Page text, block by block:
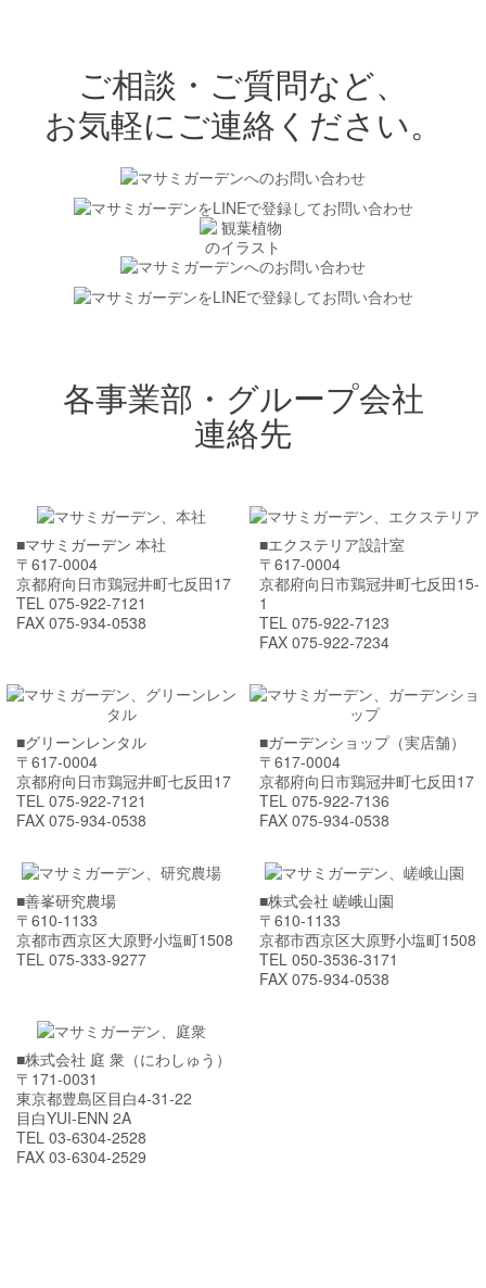
ご相談・ご質問など、
お気軽にご連絡ください。
各事業部・グループ会社
連絡先
■マサミガーデン 本社
〒617-0004
京都府向日市鶏冠井町七反田17
TEL 075-922-7121
FAX 075-934-0538
■エクステリア設計室
〒617-0004
京都府向日市鶏冠井町七反田15-
1
TEL 075-922-7123
FAX 075-922-7234
■グリーンレンタル
〒617-0004
京都府向日市鶏冠井町七反田17
TEL 075-922-7121
FAX 075-934-0538
■ガーデンショップ（実店舗）
〒617-0004
京都府向日市鶏冠井町七反田17
TEL 075-922-7136
FAX 075-934-0538
■善峯研究農場
〒610-1133
京都市西京区大原野小塩町1508
TEL 075-333-9277
■株式会社 嵯峨山園
〒610-1133
京都市西京区大原野小塩町1508
TEL 050-3536-3171
FAX 075-934-0538
■株式会社 庭 衆（にわしゅう）
〒171-0031
東京都豊島区目白4-31-22
目白YUI-ENN 2A
TEL 03-6304-2528
FAX 03-6304-2529